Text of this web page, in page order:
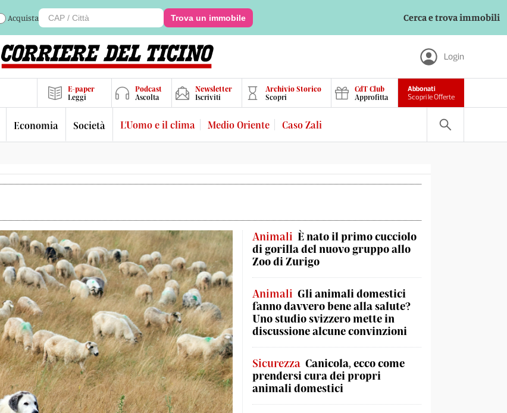
Acquista Trova un immobile Cerca e trova immobili
Login
E-paper
Leggi
Podcast
Ascolta
Newsletter
Iscriviti
Archivio Storico
Scopri
CdT Club
Approfitta
Abbonati
Scopri le Offerte
Economia Società L'Uomo e il clima Medio Oriente Caso Zali
Animali È nato il primo cucciolo
di gorilla del nuovo gruppo allo
Zoo di Zurigo
Animali Gli animali domestici
fanno davvero bene alla salute?
Uno studio svizzero mette in
discussione alcune convinzioni
Sicurezza Canicola, ecco come
prendersi cura dei propri
animali domestici